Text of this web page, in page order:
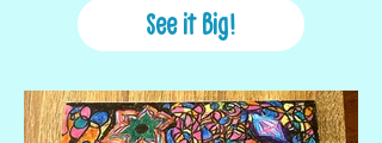
See it Big!